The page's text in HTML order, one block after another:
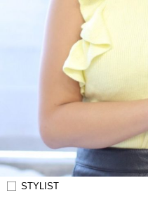
STYLIST